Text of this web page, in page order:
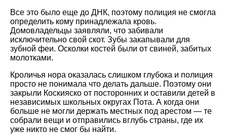
Все это было еще до ДНК, поэтому полиция не смогла
определить кому принадлежала кровь.
Домовладельцы заявляли, что забивали
исключительно свой скот. Зубы закапывали для
зубной феи. Осколки костей были от свиней, забитых
молотками.
Кроличья нора оказалась слишком глубока и полиция
просто не понимала что делать дальше. Поэтому они
закрыли Коскияско от посторонних и оставили детей в
независимых школьных округах Пота. А когда они
больше не могли держать местных под арестом — те
собрали вещи и отправились вглубь страны, где их
уже никто не смог бы найти.